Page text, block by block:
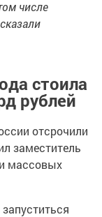
числе
стоила
рублей
отсрочили
заместитель
массовых